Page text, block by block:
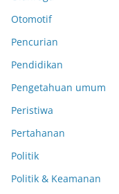
Otomotif
Pencurian
Pendidikan
Pengetahuan umum
Peristiwa
Pertahanan
Politik
Politik & Keamanan